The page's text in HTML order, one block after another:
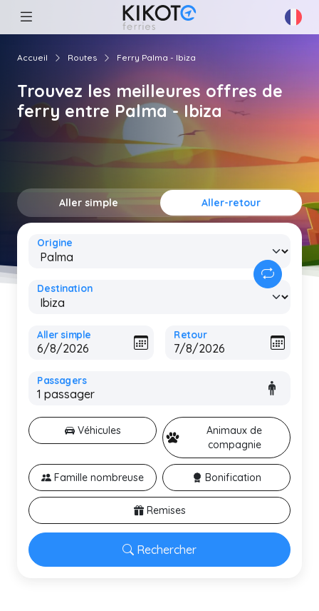
Accueil Routes Ferry Palma - Ibiza
Trouvez les meilleures offres de
ferry entre Palma - Ibiza
Aller simple Aller-retour
Origine
Destination
Aller simple Retour
Passagers
Rechercher
Véhicules
Animaux de
compagnie
Famille nombreuse Bonification
Remises